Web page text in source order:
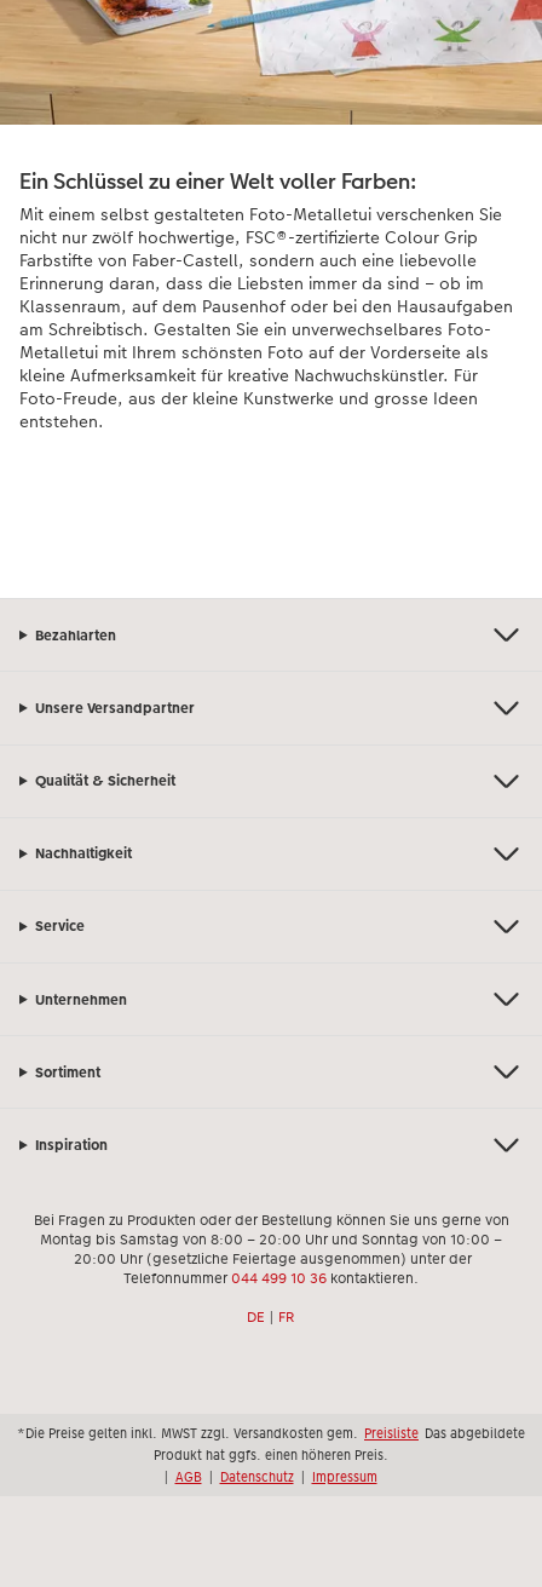
Ein Schlüssel zu einer Welt voller Farben:
Mit einem selbst gestalteten Foto-Metalletui verschenken Sie
nicht nur zwölf hochwertige, FSC®-zertifizierte Colour Grip
Farbstifte von Faber-Castell, sondern auch eine liebevolle
Erinnerung daran, dass die Liebsten immer da sind – ob im
Klassenraum, auf dem Pausenhof oder bei den Hausaufgaben
am Schreibtisch. Gestalten Sie ein unverwechselbares Foto-
Metalletui mit Ihrem schönsten Foto auf der Vorderseite als
kleine Aufmerksamkeit für kreative Nachwuchskünstler. Für
Foto-Freude, aus der kleine Kunstwerke und grosse Ideen
entstehen.
Bezahlarten
Unsere Versandpartner
Qualität & Sicherheit
Nachhaltigkeit
Service
Unternehmen
Sortiment
Inspiration
Bei Fragen zu Produkten oder der Bestellung können Sie uns gerne von
Montag bis Samstag von 8:00 – 20:00 Uhr und Sonntag von 10:00 –
20:00 Uhr (gesetzliche Feiertage ausgenommen) unter der
Telefonnummer 044 499 10 36 kontaktieren.
DE | FR
*Die Preise gelten inkl. MWST zzgl. Versandkosten gem. Preisliste Das abgebildete
Produkt hat ggfs. einen höheren Preis.
| AGB | Datenschutz | Impressum